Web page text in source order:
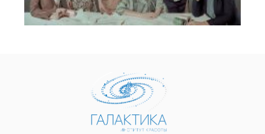
Пластические хирурги
До и после пластической операции
Внести предоплату
Отделение пластической хирургии
Процедуры Врачи-косметологи